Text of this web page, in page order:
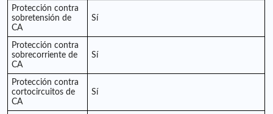
Protección contra
sobretensión de
CA
Sí
Protección contra
sobrecorriente de
CA
Sí
Protección contra
cortocircuitos de
CA
Sí